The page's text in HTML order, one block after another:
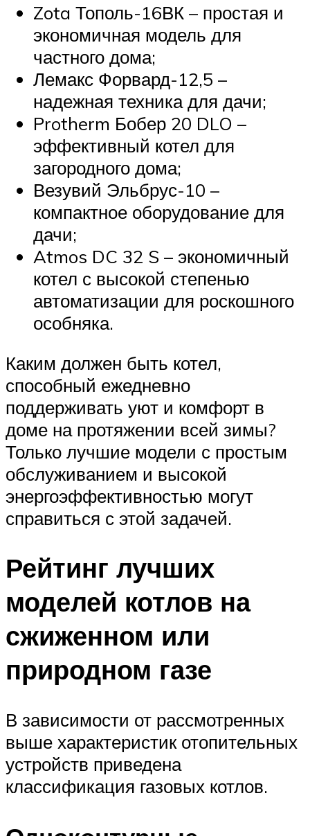
Zota Тополь-16ВК – простая и
экономичная модель для
частного дома;
Лемакс Форвард-12,5 –
надежная техника для дачи;
Protherm Бобер 20 DLO –
эффективный котел для
загородного дома;
Везувий Эльбрус-10 –
компактное оборудование для
дачи;
Atmos DC 32 S – экономичный
котел с высокой степенью
автоматизации для роскошного
особняка.
Каким должен быть котел,
способный ежедневно
поддерживать уют и комфорт в
доме на протяжении всей зимы?
Только лучшие модели с простым
обслуживанием и высокой
энергоэффективностью могут
справиться с этой задачей.
Рейтинг лучших
моделей котлов на
сжиженном или
природном газе
В зависимости от рассмотренных
выше характеристик отопительных
устройств приведена
классификация газовых котлов.